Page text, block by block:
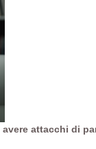
avere attacchi di